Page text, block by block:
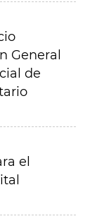
General
de
el